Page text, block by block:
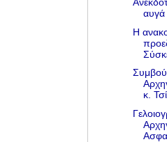
αυγά
Η
κ.